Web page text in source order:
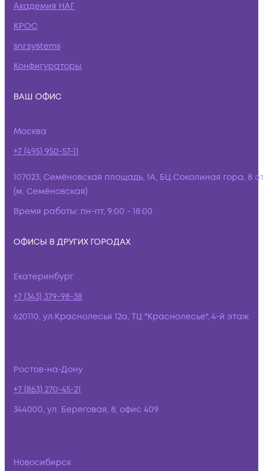
Академия НАГ
КРОС
snr.systems
Конфигураторы
ВАШ ОФИС
Москва
+7 (495) 950-57-11
107023, Семёновская площадь, 1А, БЦ Соколиная гора, 8
(м. Семёновская)
Время работы: пн-пт, 9:00 - 18:00
ОФИСЫ В ДРУГИХ ГОРОДАХ
Екатеринбург
+7 (343) 379-98-38
620110, ул.Краснолесья 12а, ТЦ "Краснолесье", 4-й этаж
Ростов-на-Дону
+7 (863) 270-45-21
344000, ул. Береговая, 8, офис 409
Новосибирск